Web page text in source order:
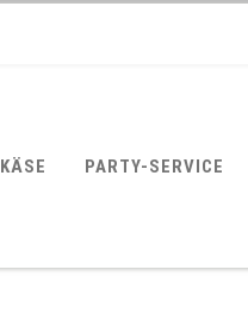
KÄSE PARTY-SERVICE